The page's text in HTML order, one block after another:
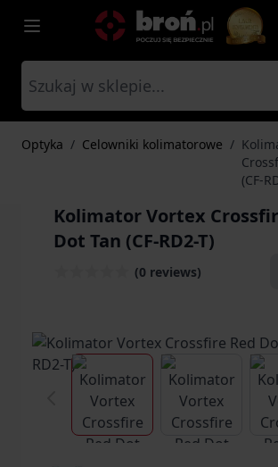
Przejdź do treści
Optyka / Celowniki kolimatorowe /
(CF-
Kolimator Vortex
Dot Tan (CF-RD2-T)
(0 reviews)
View larger imageView